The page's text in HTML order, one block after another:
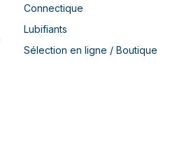
Connectique
Lubifiants
Sélection en ligne / Boutique